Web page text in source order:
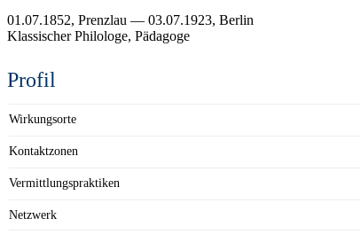
01.07.1852, Prenzlau — 03.07.1923, Berlin
Klassischer Philologe Pädagoge
Profil
Wirkungsorte
Kontaktzonen
Vermittlungspraktiken
Netzwerk